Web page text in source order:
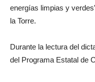
energías limpias y
la Torre.
Durante la lectura del
del Programa Estatal de